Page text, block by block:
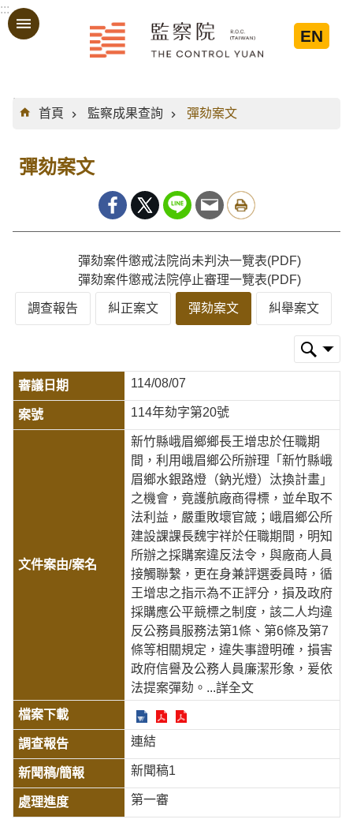
跳到主要內容區塊
:::
EN
:::
首頁
監察成果查詢 彈劾案文
彈劾案文
彈劾案件懲戒法院尚未判決一覽表(PDF)
彈劾案件懲戒法院停止審理一覽表(PDF)
調查報告 糾正案文 彈劾案文 糾舉案文
114/08/07
114年劾字第20號
新竹縣峨眉鄉鄉長王增忠於任職期
間，利用峨眉鄉公所辦理「新竹縣峨
眉鄉水銀路燈（鈉光燈）汰換計畫」
之機會，竟護航廠商得標，並牟取不
法利益，嚴重敗壞官箴；峨眉鄉公所
建設課課長魏宇祥於任職期間，明知
所辦之採購案違反法令，與廠商人員
接觸聯繫，更在身兼評選委員時，循
王增忠之指示為不正評分，損及政府
採購應公平競標之制度，該二人均違
反公務員服務法第1條、第6條及第7
條等相關規定，違失事證明確，損害
政府信譽及公務人員廉潔形象，爰依
法提案彈劾。 ...詳全文
連結
新聞稿1
第一審